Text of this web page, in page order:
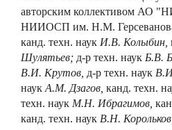
авторским коллективом АО
НИИОСП им. Н.М. Герсеванова
канд. техн. наук И.В. Колыбин,
Шулятьев; д-р техн. наук Б.В.
В.И. Крутов, д-р техн. наук
наук А.М. Дзагов, канд. техн.
техн. наук М.Н. Ибрагимов,
канд. техн. наук В.Н. Корольков,